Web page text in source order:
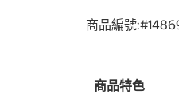
商品編號:#
商品特色